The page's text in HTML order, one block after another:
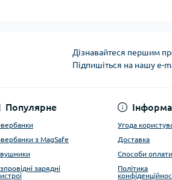
Дізнавайтеся першим
Підпишіться на нашу e-
Популярне
з MagSafe
зарядні
Угода
Доставка
Способи оплати
Політика